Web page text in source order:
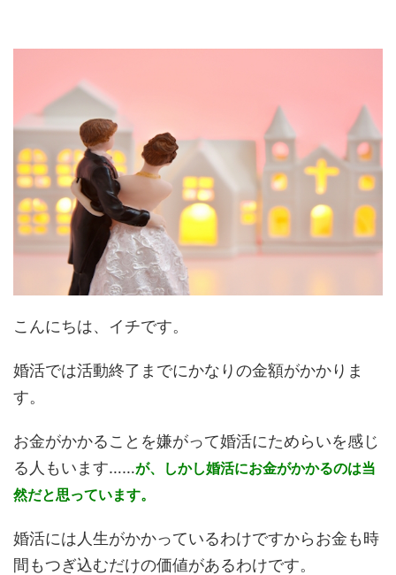
こんにちは、イチです。
婚活では活動終了までにかなりの金額がかかりま
す。
お金がかかることを嫌がって婚活にためらいを感じ
る人もいます……が、しかし婚活にお金がかかるのは当
然だと思っています。
婚活には人生がかかっているわけですからお金も時
間もつぎ込むだけの価値があるわけです。